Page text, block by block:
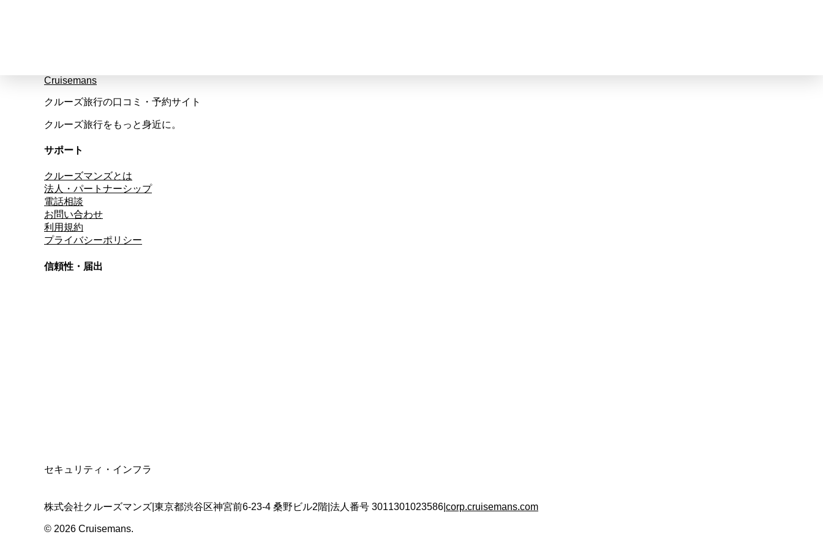
Cruisemans
クルーズ旅行の口コミ・予約サイト
クルーズ旅行をもっと身近に。
サポート
クルーズマンズとは
法人・パートナーシップ
電話相談
お問い合わせ
利用規約
プライバシーポリシー
信頼性・届出
セキュリティ・インフラ
株式会社クルーズマンズ 東京都渋谷区神宮前6-23-4 桑野ビル2階 法人番号 3011301023586 corp.cruisemans.com
© 2026 Cruisemans.